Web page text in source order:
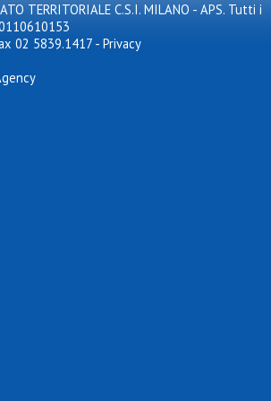
TERRITORIALE C.S.I. MILANO - APS. Tutti i
02 5839.1417 - Privacy